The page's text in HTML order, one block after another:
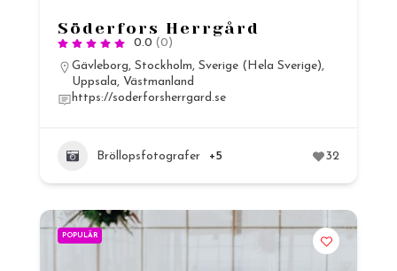
Söderfors Herrgård
0.0 (0)
Gävleborg, Stockholm, Sverige (Hela Sverige),
Uppsala, Västmanland
https://soderforsherrgard.se
Bröllopsfotografer +5 32
POPULÄR